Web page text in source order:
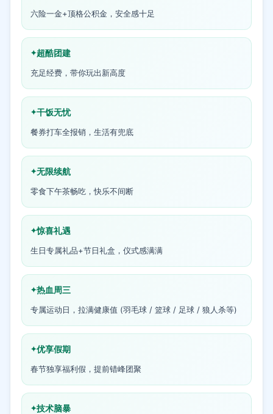
六险一金+顶格公积金，安全感十足
超酷团建
充足经费，带你玩出新高度
干饭无忧
餐券打车全报销，生活有兜底
无限续航
零食下午茶畅吃，快乐不间断
惊喜礼遇
生日专属礼品+节日礼盒，仪式感满满
热血周三
专属运动日，拉满健康值 (羽毛球 / 篮球 / 足球 / 狼人杀等)
优享假期
春节独享福利假，提前错峰团聚
技术脑暴